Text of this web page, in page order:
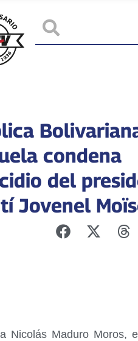
condena
del
Jovenel
Nicolás Maduro Moros, e